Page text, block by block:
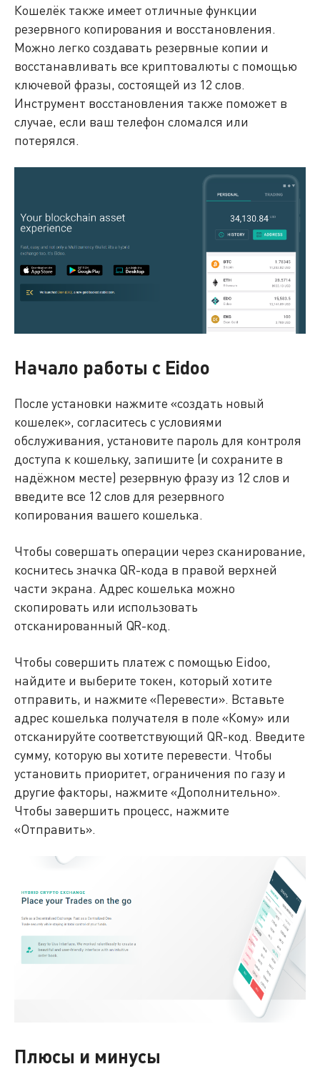
Кошелёк также имеет отличные функции
резервного копирования и восстановления.
Можно легко создавать резервные копии и
восстанавливать все криптовалюты с помощью
ключевой фразы, состоящей из 12 слов.
Инструмент восстановления также поможет в
случае, если ваш телефон сломался или
потерялся.
Начало работы с Eidoo
После установки нажмите «создать новый
кошелек», согласитесь с условиями
обслуживания, установите пароль для контроля
доступа к кошельку, запишите (и сохраните в
надёжном месте) резервную фразу из 12 слов и
введите все 12 слов для резервного
копирования вашего кошелька.
Чтобы совершать операции через сканирование,
коснитесь значка QR-кода в правой верхней
части экрана. Адрес кошелька можно
скопировать или использовать
отсканированный QR-код.
Чтобы совершить платеж с помощью Eidoo,
найдите и выберите токен, который хотите
отправить, и нажмите «Перевести». Вставьте
адрес кошелька получателя в поле «Кому» или
отсканируйте соответствующий QR-код. Введите
сумму, которую вы хотите перевести. Чтобы
установить приоритет, ограничения по газу и
другие факторы, нажмите «Дополнительно».
Чтобы завершить процесс, нажмите
«Отправить».
Плюсы и минусы